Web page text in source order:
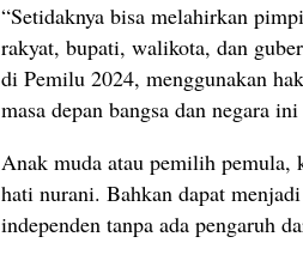
“Setidaknya bisa melahirkan
rakyat, bupati, walikota, dan
di Pemilu 2024, menggunakan
masa depan bangsa dan negara
Anak muda atau pemilih pemula,
hati nurani. Bahkan dapat
independen tanpa ada pengaruh